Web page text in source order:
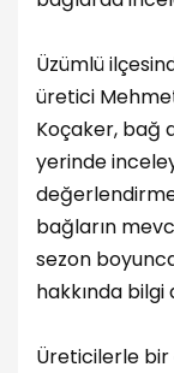
Üzümlü
üretici
Koçaker, bağ
yerinde
bağların
sezon
hakkında bilgi
Üreticilerle